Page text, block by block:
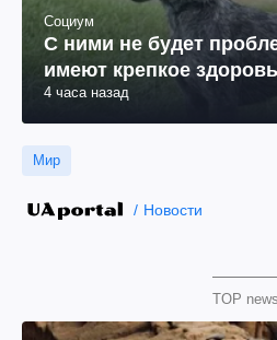
Социум
С ними не будет
имеют крепкое
4 часа назад
Мир
Новости
TOP news